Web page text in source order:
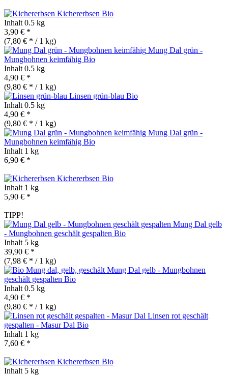
Kichererbsen Bio
Inhalt 0.5 kg
3,90 € *
(7,80 € * / 1 kg)
Mung Dal grün -
Mungbohnen keimfähig Bio
Inhalt 0.5 kg
4,90 € *
(9,80 € * / 1 kg)
Linsen grün-blau Bio
Inhalt 0.5 kg
4,90 € *
(9,80 € * / 1 kg)
Mung Dal grün -
Mungbohnen keimfähig Bio
Inhalt 1 kg
6,90 € *
Kichererbsen Bio
Inhalt 1 kg
5,90 € *
TIPP!
Mung Dal gelb
- Mungbohnen geschält gespalten Bio
Inhalt 5 kg
39,90 € *
(7,98 € * / 1 kg)
Mung Dal gelb - Mungbohnen
geschält gespalten Bio
Inhalt 0.5 kg
4,90 € *
(9,80 € * / 1 kg)
Linsen rot geschält
gespalten - Masur Dal Bio
Inhalt 1 kg
7,60 € *
Kichererbsen Bio
Inhalt 5 kg